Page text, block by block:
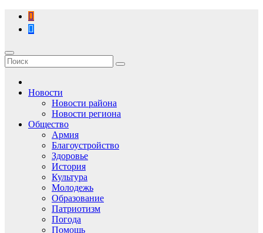
Перейти
содержимому
Новости
Новости района
Новости региона
Общество
Армия
Благоустройство
Здоровье
История
Культура
Молодежь
Образование
Патриотизм
Погода
Помощь